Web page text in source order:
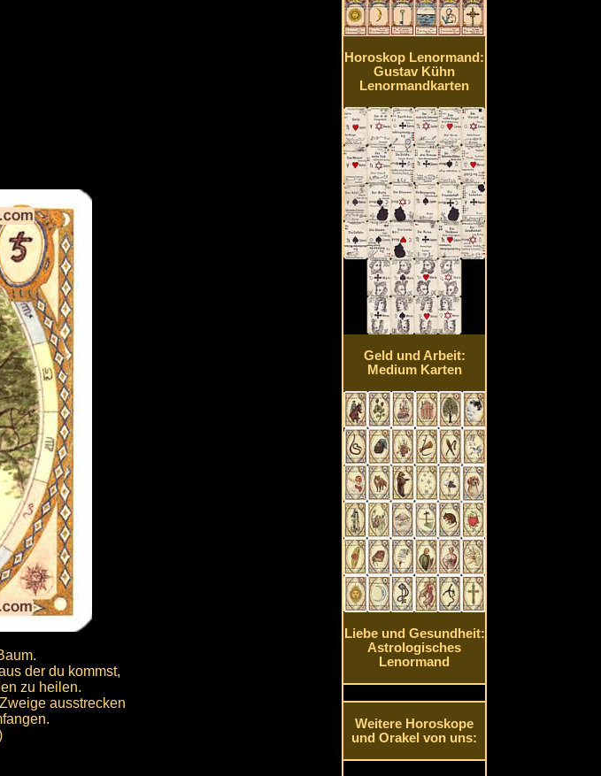
der du kommst,
zu heilen.
ausstrecken
Horoskop Lenormand:
Gustav Kühn
Lenormandkarten
Geld und Arbeit:
Medium Karten
Liebe und Gesundheit:
Astrologisches
Lenormand
Weitere Horoskope
und Orakel von uns: